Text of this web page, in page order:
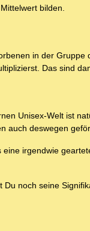
bilden.
in der
Das sind
Unisex-Welt ist
auch deswegen
irgendwie
noch seine